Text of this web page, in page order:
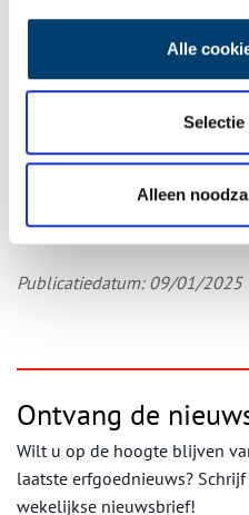
Alle
Selectie
Alleen
Bron: Regionaal Archief Alkmaar
Detail uit het stuk:
mooge haale ofte gebruijke
Regerende Schepen…’. Beeld:
Publicatiedatum: 09/01/2025
Ontvang de
Wilt u op de hoogte blijven
laatste erfgoednieuws?
wekelijkse nieuwsbrief!